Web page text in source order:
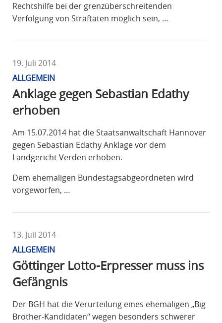
Rechtshilfe bei der grenzüberschreitenden
Verfolgung von Straftaten möglich sein, …
19. Juli 2014
ALLGEMEIN
Anklage gegen Sebastian Edathy
erhoben
Am 15.07.2014 hat die Staatsanwaltschaft Hannover
gegen Sebastian Edathy Anklage vor dem
Landgericht Verden erhoben.
Dem ehemaligen Bundestagsabgeordneten wird
vorgeworfen, …
13. Juli 2014
ALLGEMEIN
Göttinger Lotto-Erpresser muss ins
Gefängnis
Der BGH hat die Verurteilung eines ehemaligen „Big
Brother-Kandidaten“ wegen besonders schwerer